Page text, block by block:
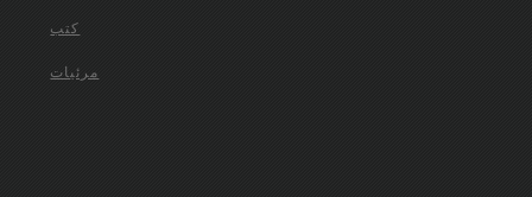
كتب
مرئيات